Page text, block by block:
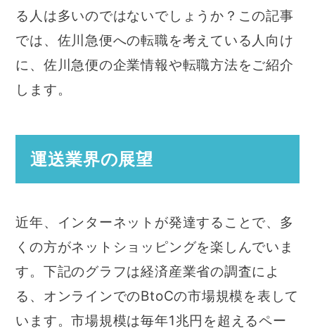
る人は多いのではないでしょうか？この記事
では、佐川急便への転職を考えている人向け
に、佐川急便の企業情報や転職方法をご紹介
します。
運送業界の展望
近年、インターネットが発達することで、多
くの方がネットショッピングを楽しんでいま
す。下記のグラフは経済産業省の調査によ
る、オンラインでのBtoCの市場規模を表して
います。市場規模は毎年1兆円を超えるペー